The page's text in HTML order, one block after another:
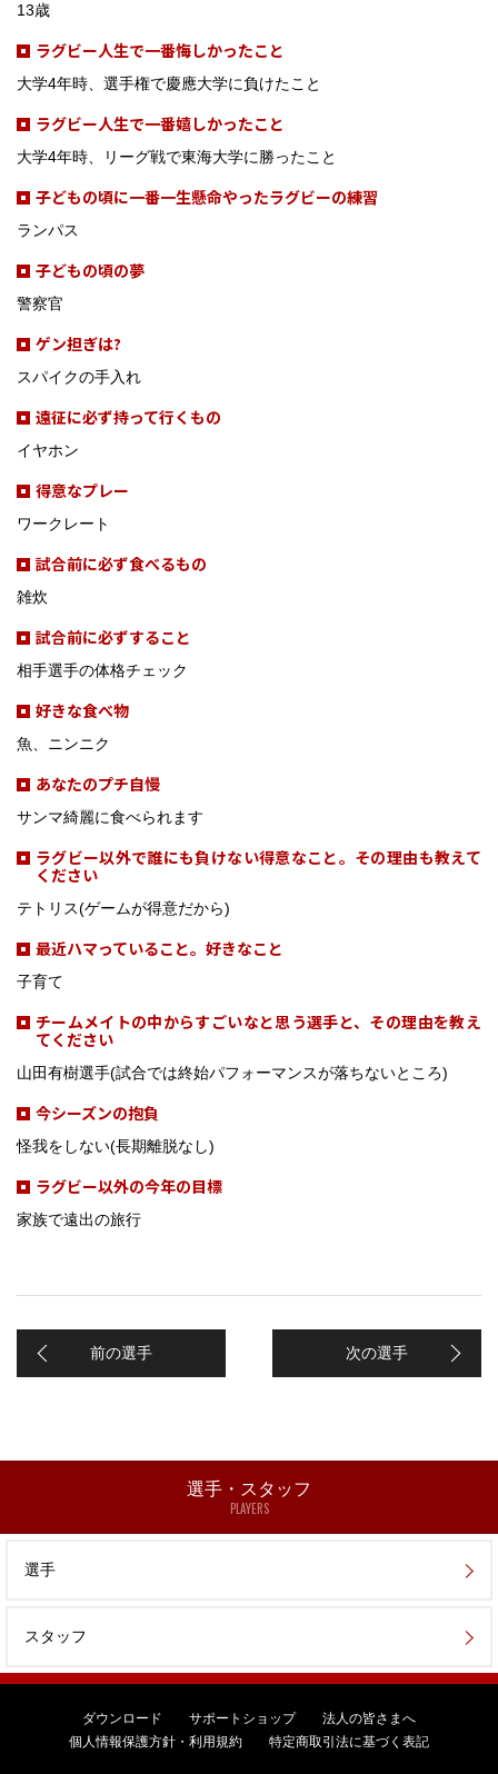
13歳
ラグビー人生で一番悔しかったこと
大学4年時、選手権で慶應大学に負けたこと
ラグビー人生で一番嬉しかったこと
大学4年時、リーグ戦で東海大学に勝ったこと
子どもの頃に一番一生懸命やったラグビーの練習
ランパス
子どもの頃の夢
警察官
ゲン担ぎは?
スパイクの手入れ
遠征に必ず持って行くもの
イヤホン
得意なプレー
ワークレート
試合前に必ず食べるもの
雑炊
試合前に必ずすること
相手選手の体格チェック
好きな食べ物
魚、ニンニク
あなたのプチ自慢
サンマ綺麗に食べられます
ラグビー以外で誰にも負けない得意なこと。その理由も教えて
ください
テトリス(ゲームが得意だから)
最近ハマっていること。好きなこと
子育て
チームメイトの中からすごいなと思う選手と、その理由を教え
てください
山田有樹選手(試合では終始パフォーマンスが落ちないところ)
今シーズンの抱負
怪我をしない(長期離脱なし)
ラグビー以外の今年の目標
家族で遠出の旅行
前の選手 次の選手
選手・スタッフ
PLAYERS
選手
スタッフ
ダウンロード サポートショップ
法人の皆さまへ
個人情報保護方針・利用規約
特定商取引法に基づく表記